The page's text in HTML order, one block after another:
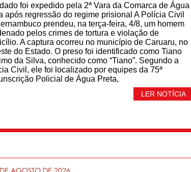
foi expedido pela 2ª Vara da Comarca de Água
após regressão do regime prisional A Polícia Civil
prendeu, na terça-feira, 4/8, um homem
pelos crimes de tortura e violação de
A captura ocorreu no município de Caruaru, no
do Estado. O preso foi identificado como Tiano
da Silva, conhecido como “Tiano”. Segundo a
Civil, ele foi localizado por equipes da 75ª
Policial de Água Preta,
LER NOTÍCIA
AGOSTO DE 2026